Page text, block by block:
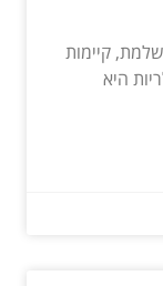
קיימות
היא